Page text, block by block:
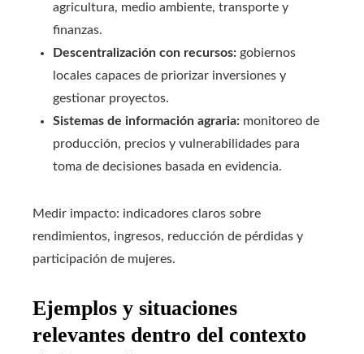
agricultura, medio ambiente, transporte y
finanzas.
Descentralización con recursos: gobiernos
locales capaces de priorizar inversiones y
gestionar proyectos.
Sistemas de información agraria: monitoreo de
producción, precios y vulnerabilidades para
toma de decisiones basada en evidencia.
Medir impacto: indicadores claros sobre
rendimientos, ingresos, reducción de pérdidas y
participación de mujeres.
Ejemplos y situaciones
relevantes dentro del contexto